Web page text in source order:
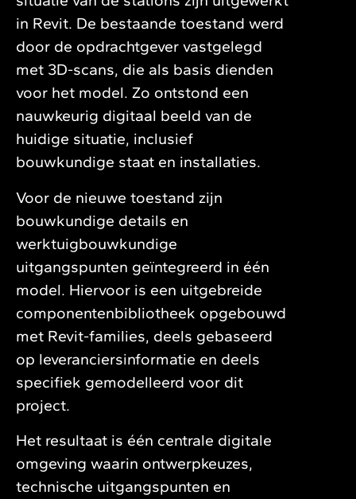
in Revit. De bestaande toestand werd
door de opdrachtgever vastgelegd
met 3D-scans, die als basis dienden
voor het model. Zo ontstond een
nauwkeurig digitaal beeld van de
huidige situatie, inclusief
bouwkundige staat en installaties.
Voor de nieuwe toestand zijn
bouwkundige details en
werktuigbouwkundige
uitgangspunten geïntegreerd in één
model. Hiervoor is een uitgebreide
componentenbibliotheek opgebouwd
met Revit-families, deels gebaseerd
op leveranciersinformatie en deels
specifiek gemodelleerd voor dit
project.
Het resultaat is één centrale digitale
omgeving waarin ontwerpkeuzes,
technische uitgangspunten en